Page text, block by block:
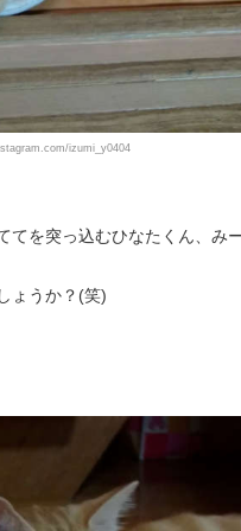
izumi_y0404
てを突っ込むひなたくん、み
ょうか？(笑)